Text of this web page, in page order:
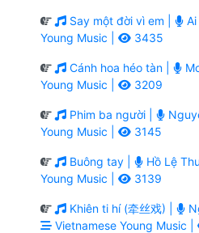
Say một đời vì em | Ai
Young Music |
3435
Cánh hoa héo tàn |
Young Music |
3209
Phim ba người |
Young Music |
3145
Buông tay | Hồ Lệ
Young Music |
3139
Khiên ti hí (牵丝戏) |
Vietnamese Young Music |